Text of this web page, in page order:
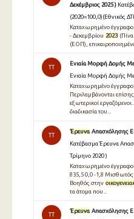
Δεκέμβριος 2025 )
(2020=100,0)(Εθνικός
Καταχωρημένο
- Δεκεμβρίου 2023
(ΕΟΠ),
TT
Ενιαία Μορφή Δομής
Ενιαία Μορφή Δομής
Καταχωρημένο
Περιλαμβάνονται
εξωτερικοί
διαδικασία του...
TT
Έρευνα Απασχόλησης
Κατέβασμα Έρευνα
Τρίμηνο 2020 )
Καταχωρημένο
835,5 0,0 -1,8 Μισθωτός
Βοηθός στην
τα άτομα που...
TT
Έρευνα Απασχόλησης